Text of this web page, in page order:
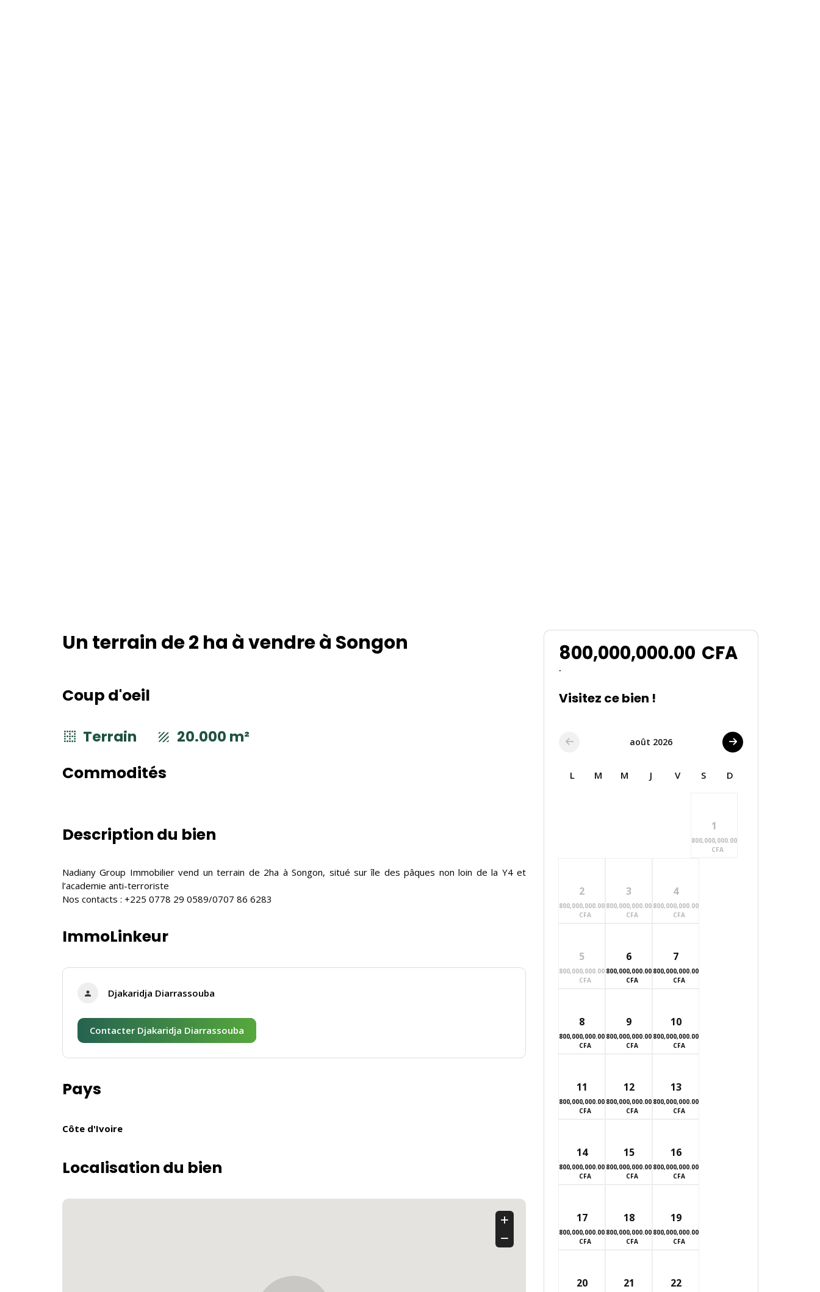
Un terrain de 2 ha à vendre à Songon
Coup d'oeil
Terrain 20.000 m²
Commodités
Description du bien
Nadiany Group Immobilier vend un terrain de 2ha à Songon, situé sur île des pâques non loin de la Y4 et
l’academie anti-terroriste
Nos contacts : +225 0778 29 0589/0707 86 6283
ImmoLinkeur
Djakaridja Diarrassouba
Contacter Djakaridja Diarrassouba
Pays
Côte d'Ivoire
Localisation du bien
800,000,000.00 CFA
.
Visitez ce bien !
août 2026
L M M J V S D
1
800,000,000.00
CFA
2
800,000,000.00
CFA
3
800,000,000.00
CFA
4
800,000,000.00
CFA
5
800,000,000.00
CFA
6
800,000,000.00
CFA
7
800,000,000.00
CFA
8
800,000,000.00
CFA
9
800,000,000.00
CFA
10
800,000,000.00
CFA
11
800,000,000.00
CFA
12
800,000,000.00
CFA
13
800,000,000.00
CFA
14
800,000,000.00
CFA
15
800,000,000.00
CFA
16
800,000,000.00
CFA
17
800,000,000.00
CFA
18
800,000,000.00
CFA
19
800,000,000.00
CFA
20 21 22